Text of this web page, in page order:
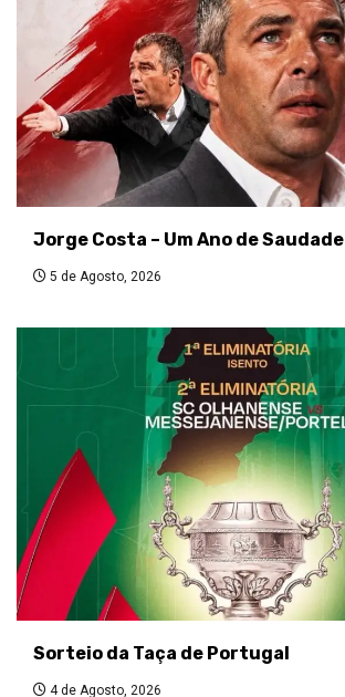
Jorge Costa – Um Ano de Saudade
5 de Agosto, 2026
Sorteio da Taça de Portugal
4 de Agosto, 2026